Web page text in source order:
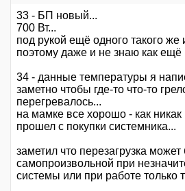
33 - БП новый...
700 Вт...
под рукой ещё одного такого же
поэтому даже и не знаю как
34 - данные температуры я
заметно чтобы где-то что-то
перегревалось...
на мамке все хорошо - как
прошел с покупки системника...
заметил что перезагрузка может
самопроизвольной при
системы или при работе только